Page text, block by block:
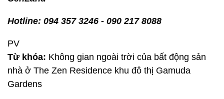
Hotline: 094 357 3246 - 090 217 8088
PV
Từ khóa: Không gian ngoài trời của bất động sản
nhà ở The Zen Residence khu đô thị Gamuda
Gardens